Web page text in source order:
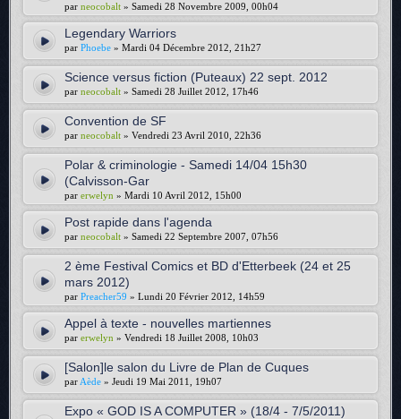
par neocobalt » Samedi 28 Novembre 2009, 00h04
Legendary Warriors
par Phoebe » Mardi 04 Décembre 2012, 21h27
Science versus fiction (Puteaux) 22 sept. 2012
par neocobalt » Samedi 28 Juillet 2012, 17h46
Convention de SF
par neocobalt » Vendredi 23 Avril 2010, 22h36
Polar & criminologie - Samedi 14/04 15h30
(Calvisson-Gar
par erwelyn » Mardi 10 Avril 2012, 15h00
Post rapide dans l'agenda
par neocobalt » Samedi 22 Septembre 2007, 07h56
2 ème Festival Comics et BD d'Etterbeek (24 et 25
mars 2012)
par Preacher59 » Lundi 20 Février 2012, 14h59
Appel à texte - nouvelles martiennes
par erwelyn » Vendredi 18 Juillet 2008, 10h03
[Salon]le salon du Livre de Plan de Cuques
par Aède » Jeudi 19 Mai 2011, 19h07
Expo « GOD IS A COMPUTER » (18/4 - 7/5/2011)